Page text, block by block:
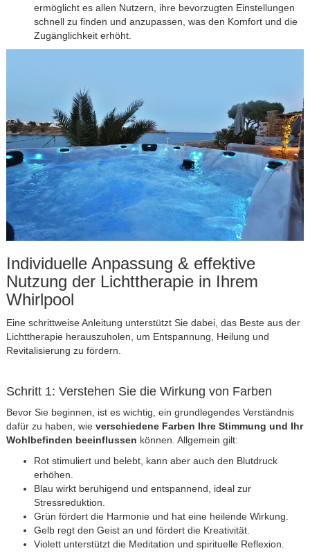
ermöglicht es allen Nutzern, ihre bevorzugten Einstellungen
schnell zu finden und anzupassen, was den Komfort und die
Zugänglichkeit erhöht.
Individuelle Anpassung & effektive
Nutzung der Lichttherapie in Ihrem
Whirlpool
Eine schrittweise Anleitung unterstützt Sie dabei, das Beste aus der
Lichttherapie herauszuholen, um Entspannung, Heilung und
Revitalisierung zu fördern.
Schritt 1: Verstehen Sie die Wirkung von Farben
Bevor Sie beginnen, ist es wichtig, ein grundlegendes Verständnis
dafür zu haben, wie verschiedene Farben Ihre Stimmung und Ihr
Wohlbefinden beeinflussen können. Allgemein gilt:
Rot stimuliert und belebt, kann aber auch den Blutdruck
erhöhen.
Blau wirkt beruhigend und entspannend, ideal zur
Stressreduktion.
Grün fördert die Harmonie und hat eine heilende Wirkung.
Gelb regt den Geist an und fördert die Kreativität.
Violett unterstützt die Meditation und spirituelle Reflexion.